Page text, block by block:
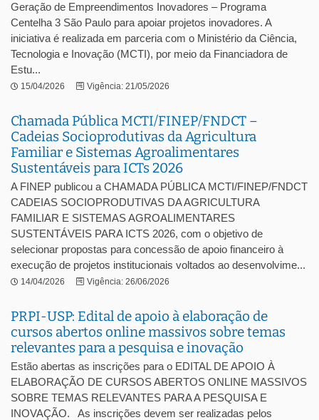
Geração de Empreendimentos Inovadores – Programa
Centelha 3 São Paulo para apoiar projetos inovadores. A
iniciativa é realizada em parceria com o Ministério da Ciência,
Tecnologia e Inovação (MCTI), por meio da Financiadora de
Estu...
15/04/2026 Vigência: 21/05/2026
Chamada Pública MCTI/FINEP/FNDCT –
Cadeias Socioprodutivas da Agricultura
Familiar e Sistemas Agroalimentares
Sustentáveis para ICTs 2026
A FINEP publicou a CHAMADA PÚBLICA MCTI/FINEP/FNDCT
CADEIAS SOCIOPRODUTIVAS DA AGRICULTURA
FAMILIAR E SISTEMAS AGROALIMENTARES
SUSTENTÁVEIS PARA ICTS 2026, com o objetivo de
selecionar propostas para concessão de apoio financeiro à
execução de projetos institucionais voltados ao desenvolvime...
14/04/2026 Vigência: 26/06/2026
PRPI-USP: Edital de apoio à elaboração de
cursos abertos online massivos sobre temas
relevantes para a pesquisa e inovação
Estão abertas as inscrições para o EDITAL DE APOIO À
ELABORAÇÃO DE CURSOS ABERTOS ONLINE MASSIVOS
SOBRE TEMAS RELEVANTES PARA A PESQUISA E
INOVAÇÃO. As inscrições devem ser realizadas pelos